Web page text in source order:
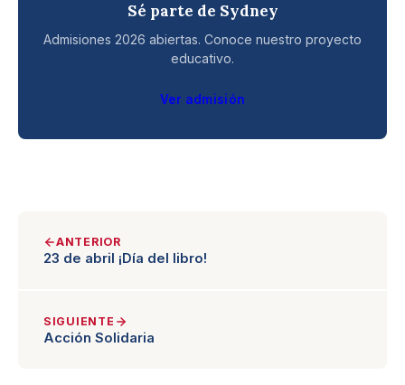
Sé parte de Sydney
Admisiones 2026 abiertas. Conoce nuestro proyecto
educativo.
Ver admisión
ANTERIOR
23 de abril ¡Día del libro!
SIGUIENTE
Acción Solidaria